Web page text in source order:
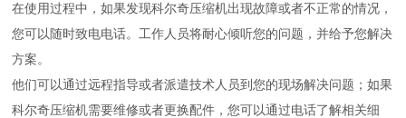
在使用过程中，如果发现科尔奇压缩机出现故障或者不正常的情况，
您可以随时致电电话。工作人员将耐心倾听您的问题，并给予您解决
方案。
他们可以通过远程指导或者派遣技术人员到您的现场解决问题；如果
科尔奇压缩机需要维修或者更换配件，您可以通过电话了解相关细